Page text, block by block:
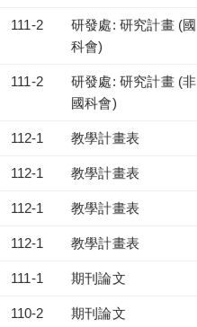
111-2
研發處: 研究計畫 (國
科會)
111-2
研發處: 研究計畫 (非
國科會)
112-1 教學計畫表
112-1 教學計畫表
112-1 教學計畫表
112-1 教學計畫表
111-1 期刊論文
110-2 期刊論文